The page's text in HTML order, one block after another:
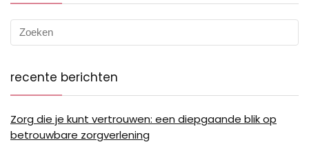
recente berichten
Zorg die je kunt vertrouwen: een diepgaande blik op
betrouwbare zorgverlening